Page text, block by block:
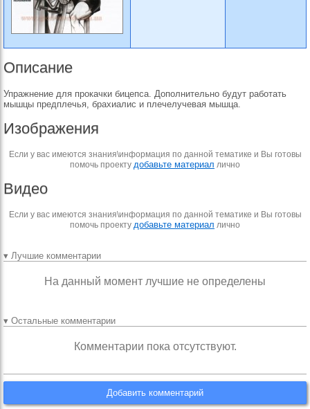
Описание
Упражнение для прокачки бицепса. Дополнительно будут работать
мышцы предплечья, брахиалис и плечелучевая мышца.
Изображения
Если у вас имеются знания\информация по данной тематике и Вы готовы
помочь проекту добавьте материал лично
Видео
Если у вас имеются знания\информация по данной тематике и Вы готовы
помочь проекту добавьте материал лично
▾ Лучшие комментарии
На данный момент лучшие не определены
▾ Остальные комментарии
Комментарии пока отсутствуют.
Добавить комментарий